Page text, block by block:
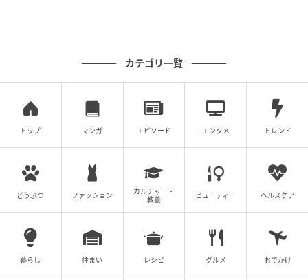
カテゴリ一覧
トップ マンガ エピソード エンタメ トレンド
どうぶつ ファッション
カルチャー・
教養
ビューティー ヘルスケア
暮らし 住まい レシピ グルメ おでかけ